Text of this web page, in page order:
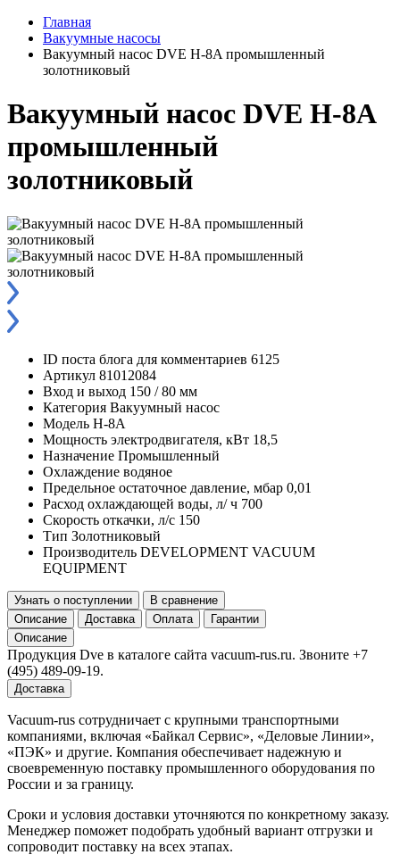
Главная
Вакуумные насосы
Вакуумный насос DVE H-8A промышленный
золотниковый
Вакуумный насос DVE H-8A
промышленный
золотниковый
ID поста блога для комментариев 6125
Артикул 81012084
Вход и выход 150 / 80 мм
Категория Вакуумный насос
Модель H-8A
Мощность электродвигателя, кВт 18,5
Назначение Промышленный
Охлаждение водяное
Предельное остаточное давление, мбар 0,01
Расход охлаждающей воды, л/ ч 700
Скорость откачки, л/с 150
Тип Золотниковый
Производитель DEVELOPMENT VACUUM
EQUIPMENT
Узнать о поступлении
В сравнение
Описание
Доставка Оплата
Гарантии
Описание
Продукция Dve в каталоге сайта vacuum-rus.ru. Звоните +7
(495) 489-09-19.
Доставка
Vacuum-rus сотрудничает с крупными транспортными
компаниями, включая «Байкал Сервис», «Деловые Линии»,
«ПЭК» и другие. Компания обеспечивает надежную и
своевременную поставку промышленного оборудования по
России и за границу.
Сроки и условия доставки уточняются по конкретному заказу.
Менеджер поможет подобрать удобный вариант отгрузки и
сопроводит поставку на всех этапах.